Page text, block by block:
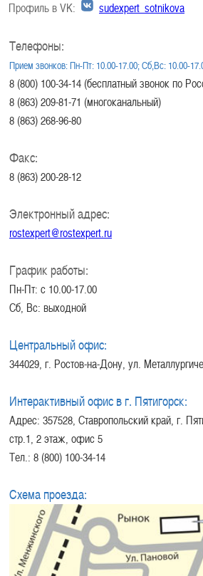
Профиль в VK: sudexpert_sotnikova
Телефоны:
Прием звонков: Пн-Пт: 10.00-17.00; Сб,Вс: 10.00-
8 (800) 100-34-14 (бесплатный звонок по
8 (863) 209-81-71 (многоканальный)
8 (863) 268-96-80
Факс:
8 (863) 200-28-12
Электронный адрес:
rostexpert@rostexpert.ru
График работы:
Пн-Пт: с 10.00-17.00
Сб, Вс: выходной
Центральный офис:
344029, г. Ростов-на-Дону, ул.
Интерактивный офис в г. Пятигорск:
Адрес: 357528, Ставропольский край, г.
стр.1, 2 этаж, офис 5
Тел.: 8 (800) 100-34-14
Схема проезда: